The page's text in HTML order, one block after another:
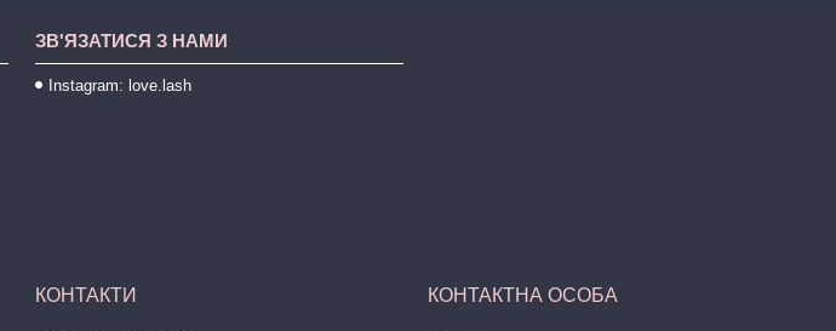
ЗВ'ЯЗАТИСЯ З НАМИ
Instagram: love.lash